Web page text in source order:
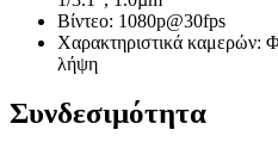
Βίντεο: 1080p@30fps
Χαρακτηριστικά καμερών:
λήψη
Συνδεσιμότητα